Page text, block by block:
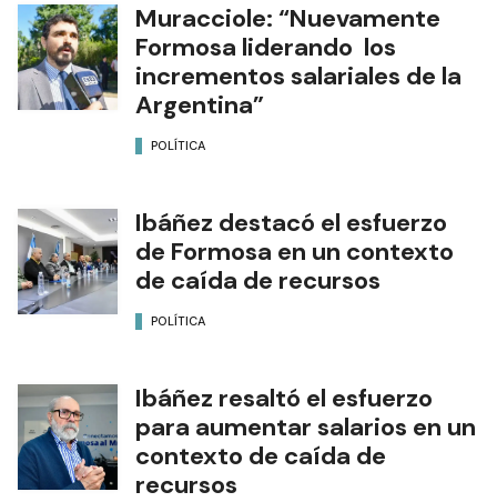
Muracciole: “Nuevamente
Formosa liderando los
incrementos salariales de la
Argentina”
POLÍTICA
Ibáñez destacó el esfuerzo
de Formosa en un contexto
de caída de recursos
POLÍTICA
Ibáñez resaltó el esfuerzo
para aumentar salarios en un
contexto de caída de
recursos